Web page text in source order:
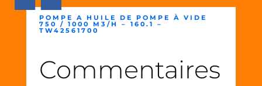
POMPE A HUILE DE POMPE À VIDE
750 / 1000 M3/H – 160.1 –
TW42561700
Commentaires